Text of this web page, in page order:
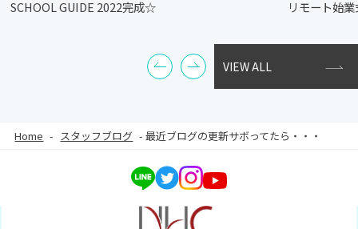
SCHOOL GUIDE 2022完成☆ リモート始
VIEW ALL
Home - スタッフブログ -最近ブログの更新サボってたら・・・